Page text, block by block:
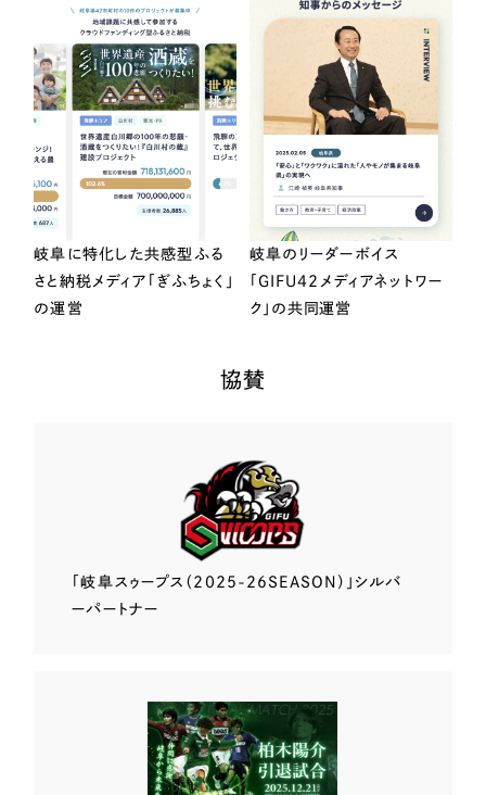
岐阜に特化した共感型ふる
さと納税メディア「ぎふちょく」
の運営
岐阜のリーダーボイス
「GIFU42メディアネットワー
ク」の共同運営
協賛
「岐阜スゥープス （2025-26SEASON）」 シルバ
ーパートナー